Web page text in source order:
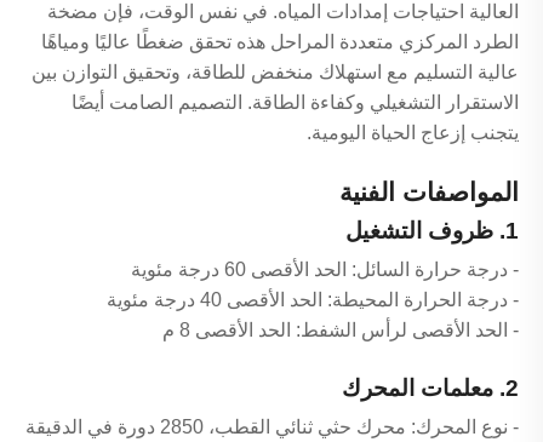
العالية احتياجات إمدادات المياه. في نفس الوقت، فإن مضخة
الطرد المركزي متعددة المراحل هذه تحقق ضغطًا عاليًا ومياهًا
عالية التسليم مع استهلاك منخفض للطاقة، وتحقيق التوازن بين
الاستقرار التشغيلي وكفاءة الطاقة. التصميم الصامت أيضًا
يتجنب إزعاج الحياة اليومية.
المواصفات الفنية
1. ظروف التشغيل
- درجة حرارة السائل: الحد الأقصى 60 درجة مئوية
- درجة الحرارة المحيطة: الحد الأقصى 40 درجة مئوية
- الحد الأقصى لرأس الشفط: الحد الأقصى 8 م
2. معلمات المحرك
- نوع المحرك: محرك حثي ثنائي القطب، 2850 دورة في الدقيقة